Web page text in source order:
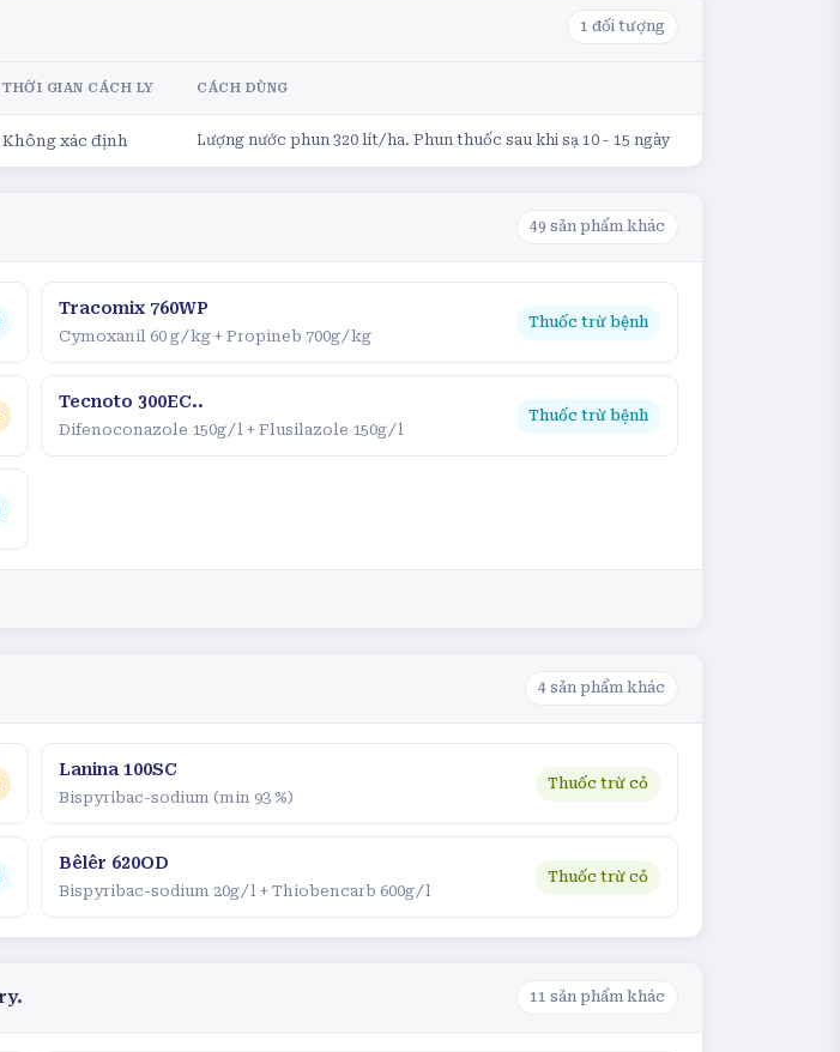
1 đối tượng
THỜI GIAN CÁCH LY CÁCH DÙNG
Không xác định Lượng nước phun 320 lít/ha. Phun thuốc sau khi sạ 10 - 15 ngày
49 sản phẩm khác
Tracomix 760WP
Cymoxanil 60 g/kg + Propineb 700g/kg
Thuốc trừ bệnh
Tecnoto 300EC..
Difenoconazole 150g/l + Flusilazole 150g/l
Thuốc trừ bệnh
4 sản phẩm khác
Lanina 100SC
Bispyribac-sodium (min 93 %)
Thuốc trừ cỏ
Bêlêr 620OD
Bispyribac-sodium 20g/l + Thiobencarb 600g/l
Thuốc trừ cỏ
11 sản phẩm khác